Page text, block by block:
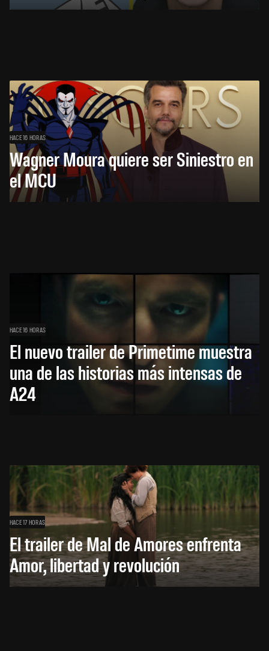
HACE 16 HORAS
Wagner Moura quiere ser Siniestro en
el MCU
HACE 16 HORAS
El nuevo trailer de Primetime muestra
una de las historias más intensas de
A24
HACE 17 HORAS
El trailer de Mal de Amores enfrenta
Amor, libertad y revolución